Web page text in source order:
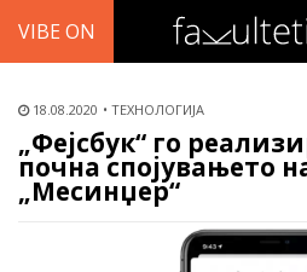
VIBE ON
18.08.2020 ТЕХНОЛОГИЈА
„Фејсбук“ го
почна спојувањето
„Месинџер“